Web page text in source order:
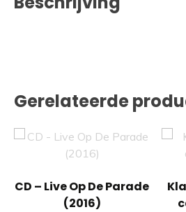
Gerelateerde
CD – Live Op De Parade
(2016)